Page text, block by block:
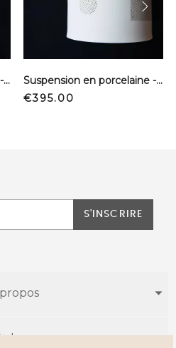
Suspension en porcelaine - Artifice - Ecru - L
Suspension en porcelaine - Bulles - Ecru - L
Price
€395.00
next
S'INSCRIRE
shop